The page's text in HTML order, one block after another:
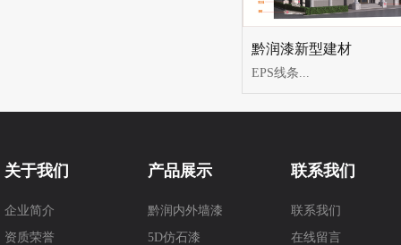
黔润漆新型建材
EPS线条...
关于我们
企业简介
资质荣誉
产品展示
黔润内外墙漆
5D仿石漆
联系我们
联系我们
在线留言